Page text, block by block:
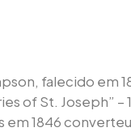
falecido em
of St. Joseph”
em 1846